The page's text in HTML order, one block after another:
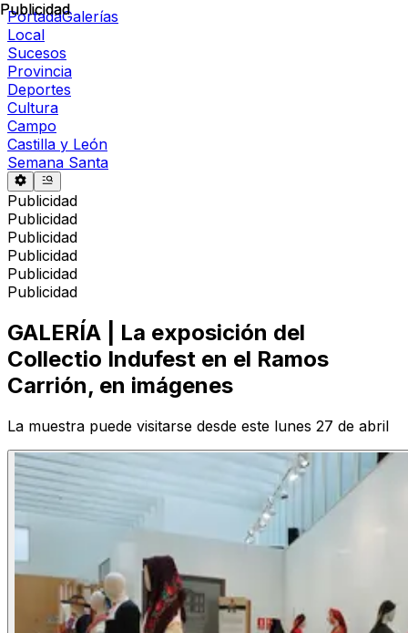
PortadaGalerías
Local
Sucesos
Provincia
Deportes
Cultura
Campo
Castilla y León
Semana Santa
Publicidad
Publicidad
Publicidad
Publicidad
Publicidad
Publicidad
Publicidad
GALERÍA | La exposición del
Collectio Indufest en el Ramos
Carrión, en imágenes
La muestra puede visitarse desde este lunes 27 de abril
Publicidad